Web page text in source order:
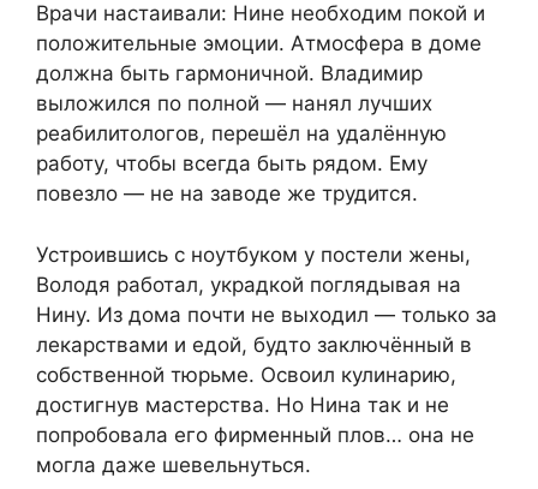
Врачи настаивали: Нине необходим покой и
положительные эмоции. Атмосфера в доме
должна быть гармоничной. Владимир
выложился по полной — нанял лучших
реабилитологов, перешёл на удалённую
работу, чтобы всегда быть рядом. Ему
повезло — не на заводе же трудится.
Устроившись с ноутбуком у постели жены,
Володя работал, украдкой поглядывая на
Нину. Из дома почти не выходил — только за
лекарствами и едой, будто заключённый в
собственной тюрьме. Освоил кулинарию,
достигнув мастерства. Но Нина так и не
попробовала его фирменный плов… она не
могла даже шевельнуться.